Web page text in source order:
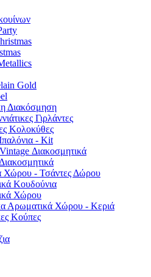
Gold
Διακόσμηση
Γιρλάντες
Κολοκύθες
- Kit
Διακοσμητικά
Χώρου - Τσάντες Δώρου
Κουδούνια
Χώρου
Αρωματικά Χώρου - Κεριά
Κούπες